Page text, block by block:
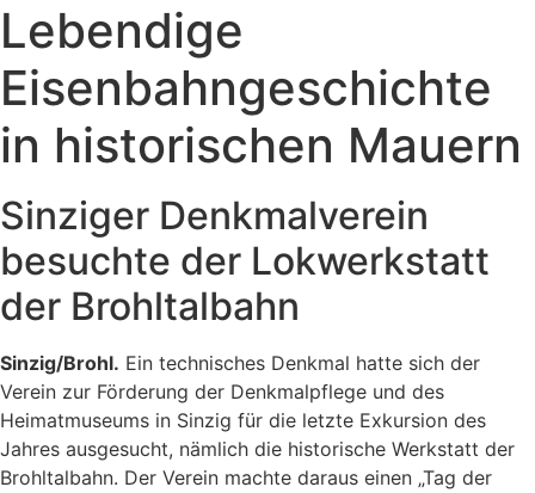
Lebendige
Eisenbahngeschichte
in historischen Mauern
Sinziger Denkmalverein
besuchte der Lokwerkstatt
der Brohltalbahn
Sinzig/Brohl. Ein technisches Denkmal hatte sich der
Verein zur Förderung der Denkmalpflege und des
Heimatmuseums in Sinzig für die letzte Exkursion des
Jahres ausgesucht, nämlich die historische Werkstatt der
Brohltalbahn. Der Verein machte daraus einen „Tag der